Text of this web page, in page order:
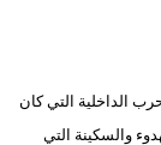
الداخلية التي كان
والسكينة التي